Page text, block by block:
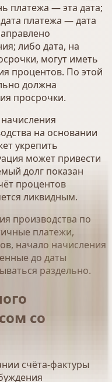
платежа — эта дата;
дата платежа — дата
либо дата, на
могут иметь
процентов. По этой
должна
просрочки.
на основании
укрепить
может привести
долг показан
процентов
ликвидным.
производства по
платежи,
начало начисления
до даты
раздельно.
со
счёта-фактуры